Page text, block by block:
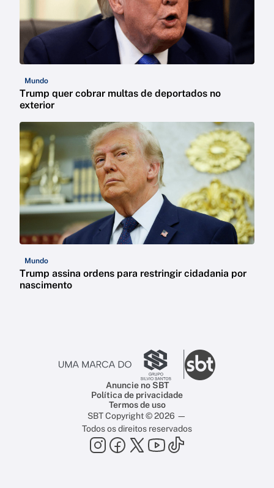
Mundo
Trump quer cobrar multas de deportados no
exterior
Mundo
Trump assina ordens para restringir cidadania por
nascimento
Anuncie no SBT
Política de privacidade
Termos de uso
SBT Copyright © 2026 —
Todos os direitos reservados